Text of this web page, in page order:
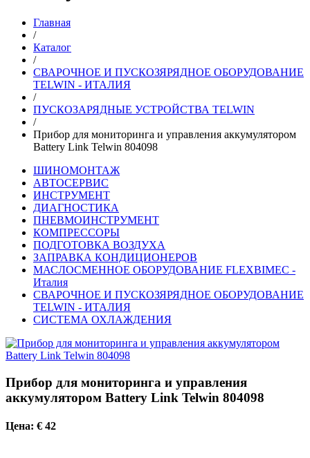
Главная
/
Каталог
/
СВАРОЧНОЕ И ПУСКОЗЯРЯДНОЕ ОБОРУДОВАНИЕ
TELWIN - ИТАЛИЯ
/
ПУСКОЗАРЯДНЫЕ УСТРОЙСТВА TELWIN
/
Прибор для мониторинга и управления аккумулятором
Battery Link Telwin 804098
ШИНОМОНТАЖ
АВТОСЕРВИС
ИНСТРУМЕНТ
ДИАГНОСТИКА
ПНЕВМОИНСТРУМЕНТ
КОМПРЕССОРЫ
ПОДГОТОВКА ВОЗДУХА
ЗАПРАВКА КОНДИЦИОНЕРОВ
МАСЛОСМЕННОЕ ОБОРУДОВАНИЕ FLEXBIMEC -
Италия
СВАРОЧНОЕ И ПУСКОЗЯРЯДНОЕ ОБОРУДОВАНИЕ
TELWIN - ИТАЛИЯ
СИСТЕМА ОХЛАЖДЕНИЯ
Прибор для мониторинга и управления
аккумулятором Battery Link Telwin 804098
Цена: € 42